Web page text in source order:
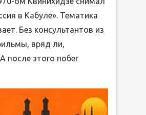
в Кабуле». Тематика
Без консультантов из
вряд ли,
после этого побег